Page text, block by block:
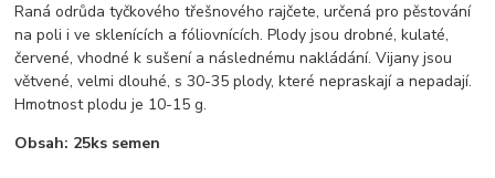
Raná odrůda tyčkového třešnového rajčete, určená pro pěstování
na poli i ve sklenících a fóliovnících. Plody jsou drobné, kulaté,
červené, vhodné k sušení a následnému nakládání. Vijany jsou
větvené, velmi dlouhé, s 30-35 plody, které nepraskají a nepadají.
Hmotnost plodu je 10-15 g.
Obsah: 25ks semen